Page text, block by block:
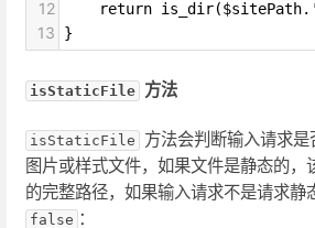
12
return
13 }
isStaticFile 方法
isStaticFile
方法会判断输入请求
图片或样式文件，如果文件是静态的，
的完整路径，如果输入请求不是请求静
false ：